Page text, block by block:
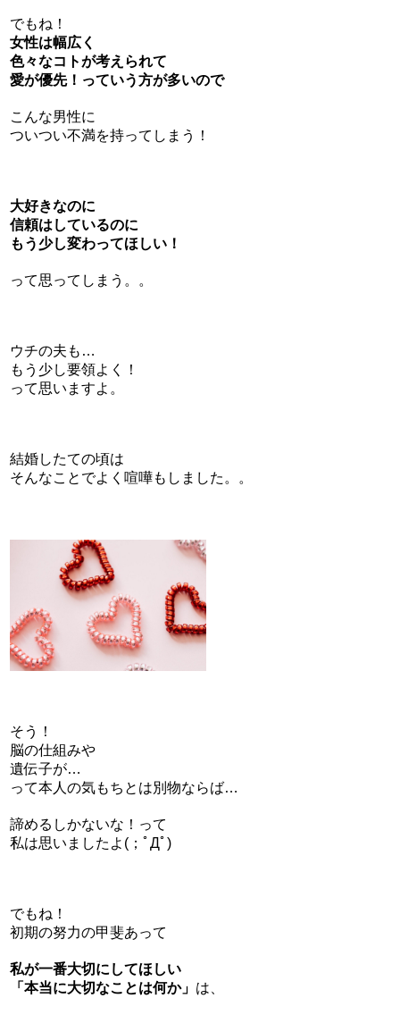
でもね！
女性は幅広く
色々なコトが考えられて
愛が優先！っていう方が多いので
こんな男性に
ついつい不満を持ってしまう！
大好きなのに
信頼はしているのに
もう少し変わってほしい！
って思ってしまう。。
ウチの夫も…
もう少し要領よく！
って思いますよ。
結婚したての頃は
そんなことでよく喧嘩もしました。。
そう！
脳の仕組みや
遺伝子が…
って本人の気もちとは別物ならば…
諦めるしかないな！って
私は思いましたよ(；ﾟДﾟ)
でもね！
初期の努力の甲斐あって
私が一番大切にしてほしい
「本当に大切なことは何か」 は、